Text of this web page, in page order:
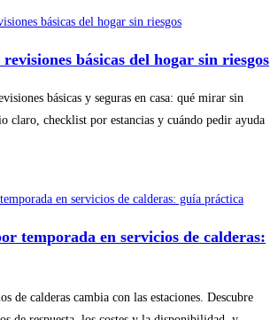
básicas del hogar sin riesgos
básicas y seguras en casa: qué mirar sin
claro, checklist por estancias y cuándo pedir ayuda
temporada en servicios de calderas:
de calderas cambia con las estaciones. Descubre